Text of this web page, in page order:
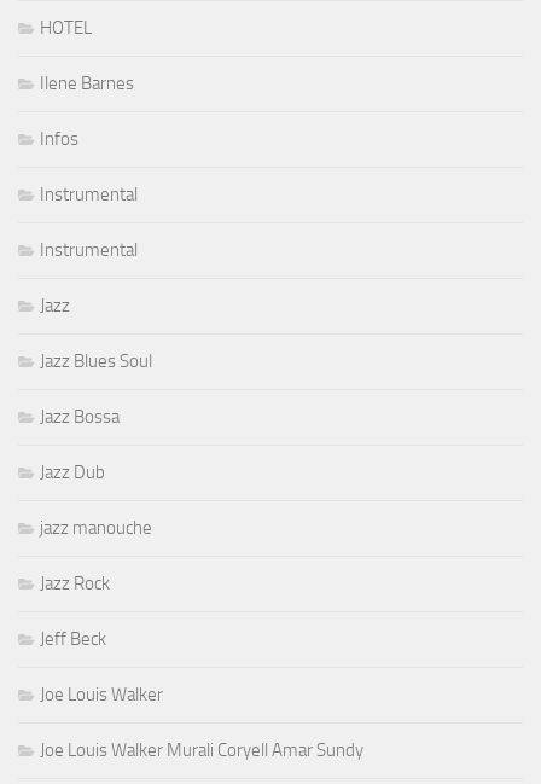
HOTEL
Ilene Barnes
Infos
Instrumental
Instrumental
Jazz
Jazz Blues Soul
Jazz Bossa
Jazz Dub
jazz manouche
Jazz Rock
Jeff Beck
Joe Louis Walker
Joe Louis Walker Murali Coryell Amar Sundy